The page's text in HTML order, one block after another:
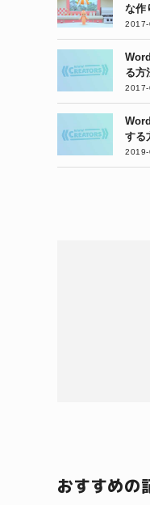
な作
2017-
る方
2017-
する
2019-
おすすめの